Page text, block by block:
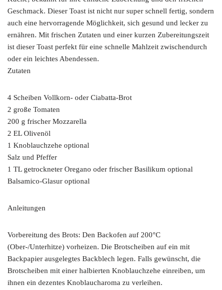
Geschmack. Dieser Toast ist nicht nur super schnell fertig, sondern
auch eine hervorragende Möglichkeit, sich gesund und lecker zu
ernähren. Mit frischen Zutaten und einer kurzen Zubereitungszeit
ist dieser Toast perfekt für eine schnelle Mahlzeit zwischendurch
oder ein leichtes Abendessen.
Zutaten
4 Scheiben Vollkorn- oder Ciabatta-Brot
2 große Tomaten
200 g frischer Mozzarella
2 EL Olivenöl
1 Knoblauchzehe optional
Salz und Pfeffer
1 TL getrockneter Oregano oder frischer Basilikum optional
Balsamico-Glasur optional
Anleitungen
Vorbereitung des Brots: Den Backofen auf 200°C
(Ober-/Unterhitze) vorheizen. Die Brotscheiben auf ein mit
Backpapier ausgelegtes Backblech legen. Falls gewünscht, die
Brotscheiben mit einer halbierten Knoblauchzehe einreiben, um
ihnen ein dezentes Knoblaucharoma zu verleihen.